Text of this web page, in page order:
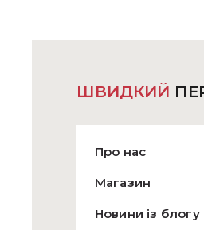
ШВИДКИЙ
Про нас
Магазин
Новини із блогу